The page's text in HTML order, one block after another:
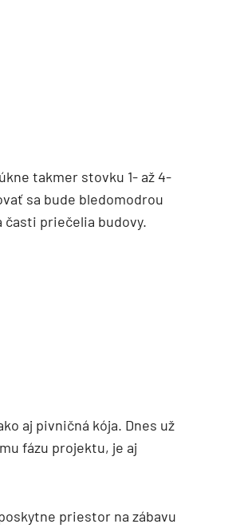
takmer stovku 1- až 4-
sa bude bledomodrou
priečelia budovy.
aj pivničná kója. Dnes už
fázu projektu, je aj
priestor na zábavu